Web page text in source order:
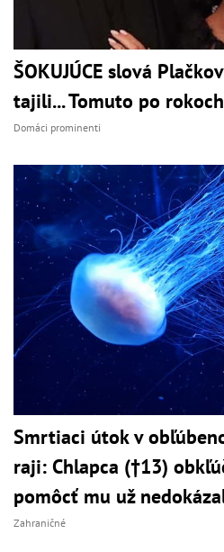
ŠOKUJÚCE slová
tajili... Tomuto po
Domáci prominenti
Smrtiaci útok v
raji: Chlapca (†13)
pomôcť mu už
Zahraničné